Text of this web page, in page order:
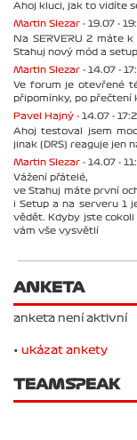
Ahoj kluci, jak to vidíte
Martin Slezar - 19.07 -
Na SERVERU 2 máte
Stahuj nový mód a
Martin Slezar - 14.07 -
Ve forum je otevřené
připomínky, po přečtení
Pavel Hajný - 14.07 -
Ahoj testoval jsem
jinak (DRS) reaguje jen
Martin Slezar - 14.07 -
Vážení přátelé,
ve Stahuj máte první
i Setup a na serveru 1
vědět. Kdyby jste
vám vše vysvětlí
ANKETA
anketa není aktivní
• ukázat ankety
TEAMSPEAK